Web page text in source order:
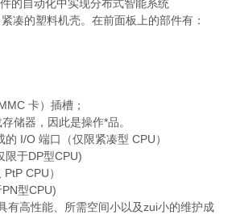
的自动化中实现分布式智能系统
凑的塑料机壳。在前面板上的部件有：
卡）插槽；
储器，因此是操作*品。
I/O 端口（仅限紧凑型 CPU）
限于DP型CPU)
CPU）
型CPU)
有高性能、所需空间小以及zui小的维护成